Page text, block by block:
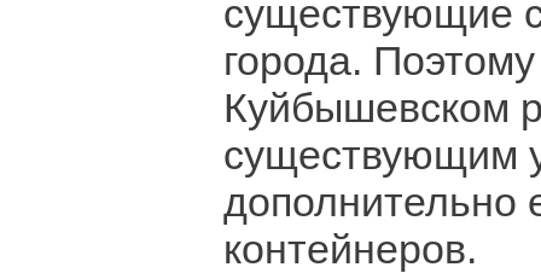
существующие
города.
Куйбышевском
существующим
дополнительно
контейнеров.